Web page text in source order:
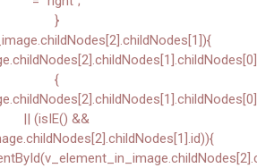
}
{
|| (isIE() &&